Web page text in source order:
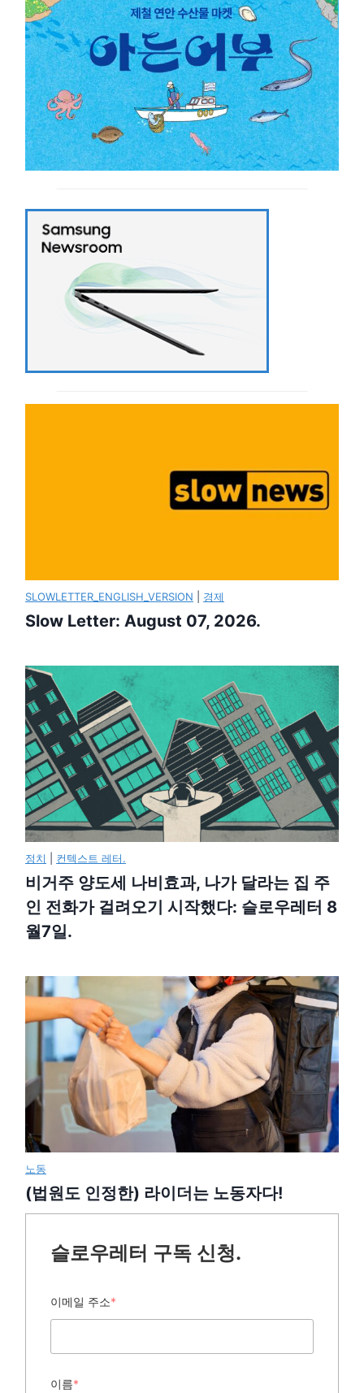
SLOWLETTER_ENGLISH_VERSION 경제
Slow Letter: August 07, 2026.
정치 컨텍스트 레터.
비거주 양도세 나비효과, 나가 달라는 집 주
인 전화가 걸려오기 시작했다: 슬로우레터 8
월7일.
노동
(법원도 인정한) 라이더는 노동자다!
슬로우레터 구독 신청.
이메일 주소*
이름*